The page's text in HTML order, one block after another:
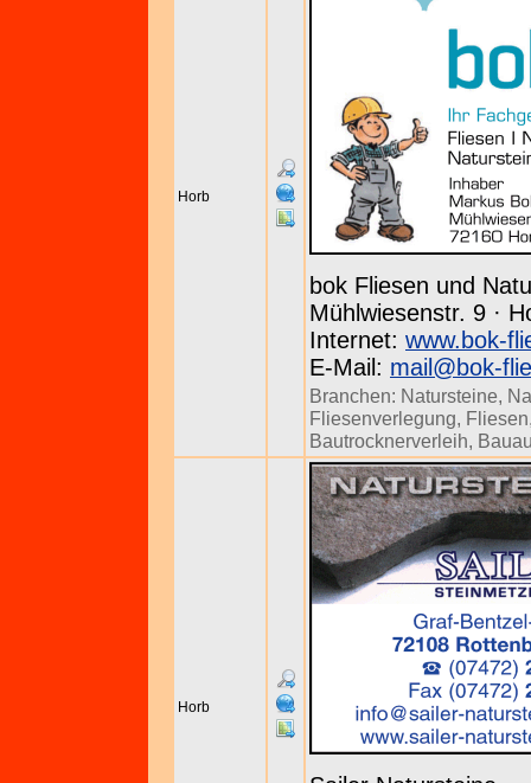
Horb
bok Fliesen und
Mühlwiesenstr. 9 ·
Internet: www.bok-
E-Mail: mail@bok-
Branchen: Natursteine,
Fliesenverlegung, Fliesen
Bautrocknerverleih,
Horb